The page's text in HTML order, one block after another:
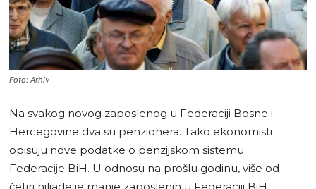
Foto: Arhiv
Na svakog novog zaposlenog u Federaciji Bosne i
Hercegovine dva su penzionera. Tako ekonomisti
opisuju nove podatke o penzijskom sistemu
Federacije BiH. U odnosu na prošlu godinu, više od
četiri hiljade je manje zaposlenih u Federaciji BiH.